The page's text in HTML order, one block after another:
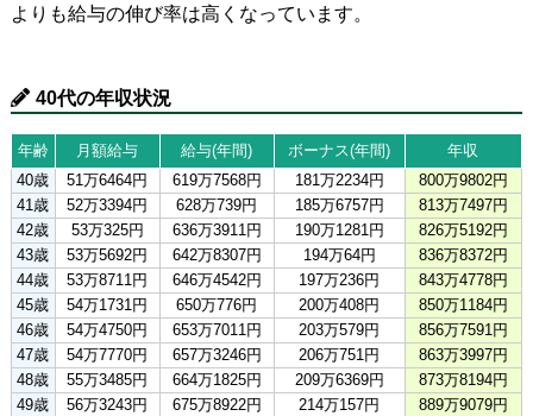
よりも給与の伸び率は高くなっています。
40代の年収状況
年齢 月額給与 給与(年間) ボーナス(年間)
年収
40歳
51万6464円 619万7568円 181万2234円
800万9802円
41歳
52万3394円 628万739円 185万6757円
813万7497円
42歳
53万325円 636万3911円 190万1281円
826万5192円
43歳
53万5692円 642万8307円 194万64円
836万8372円
44歳
53万8711円 646万4542円 197万236円
843万4778円
45歳
54万1731円 650万776円 200万408円
850万1184円
46歳
54万4750円 653万7011円 203万579円
856万7591円
47歳
54万7770円 657万3246円 206万751円
863万3997円
48歳
55万3485円 664万1825円 209万6369円
873万8194円
49歳
56万3243円 675万8922円 214万157円 889万9079円